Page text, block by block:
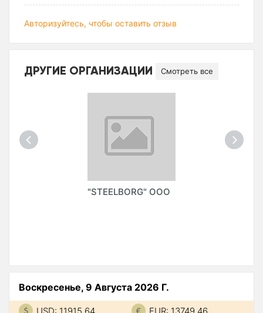
Авторизуйтесь, чтобы оставить отзыв
ДРУГИЕ ОРГАНИЗАЦИИ Смотреть все
"STEELBORG" ООО
Воскресенье, 9 Августа 2026 Г.